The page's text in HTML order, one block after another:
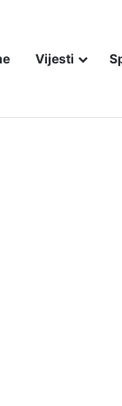
Vijesti